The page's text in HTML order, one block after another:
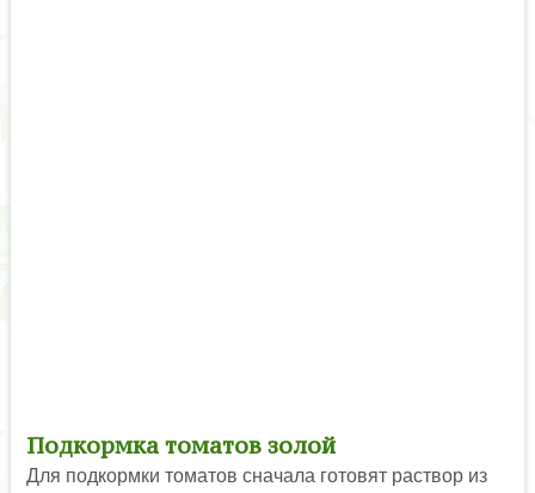
Подкормка томатов золой
Для подкормки томатов сначала готовят раствор из